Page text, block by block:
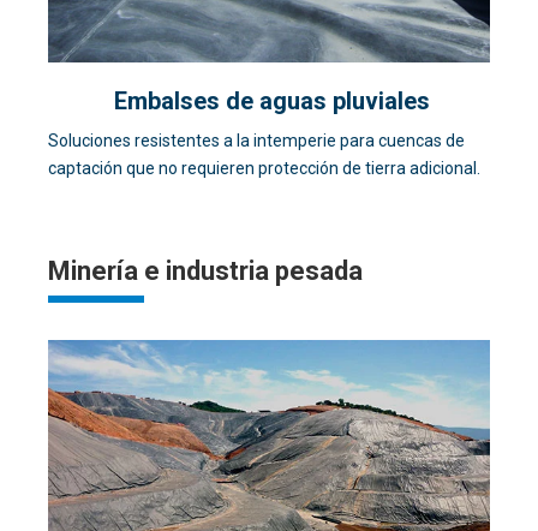
Embalses de aguas pluviales
Soluciones resistentes a la intemperie para cuencas de
captación que no requieren protección de tierra adicional.
Minería e industria pesada